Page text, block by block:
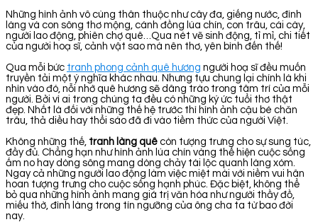
Những hình ảnh vô cùng thân thuộc như cây đa, giếng nước, đình
làng và con sông thơ mộng, cánh đồng lúa chín, con trâu, cái cày,
người lao động, phiên chợ quê…Qua nét vẽ sinh động, tỉ mỉ, chi tiết
của người hoạ sĩ, cảnh vật sao mà nên thơ, yên bình đến thế!
Qua mỗi bức tranh phong cảnh quê hương người hoạ sĩ đều muốn
truyền tải một ý nghĩa khác nhau. Nhưng tựu chung lại chính là khi
nhìn vào đó, nỗi nhớ quê hương sẽ dâng trào trong tâm trí của mỗi
người. Bởi vì ai trong chúng ta đều có những ký ức tuổi thơ thật
đẹp. Nhất là đối với những thế hệ trước thì hình ảnh cậu bé chăn
trâu, thả diều hay thổi sáo đã đi vào tiềm thức của người Việt.
Không những thế, tranh làng quê còn tượng trưng cho sự sung túc,
đầy đủ. Chẳng hạn như hình ảnh lúa chín vàng thể hiện cuộc sống
ấm no hay dòng sông mang dòng chảy tài lộc quanh làng xóm.
Ngay cả những người lao động làm việc miệt mài với niềm vui hân
hoan tượng trưng cho cuộc sống hạnh phúc. Đặc biệt, không thể
bỏ qua những hình ảnh mang giá trị văn hóa như người thầy đồ,
miếu thờ, đình làng trong tín ngưỡng của ông cha ta từ bao đời
nay.